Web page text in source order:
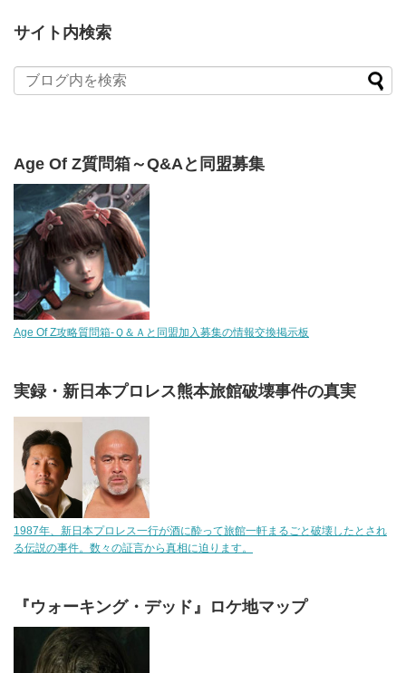
サイト内検索
Age Of Z質問箱～Q&Aと同盟募集
Age Of Z攻略質問箱-Ｑ＆Ａと同盟加入募集の情報交換掲示板
実録・新日本プロレス熊本旅館破壊事件の真実
1987年、新日本プロレス一行が酒に酔って旅館一軒まるごと破壊したとされ
る伝説の事件。数々の証言から真相に迫ります。
『ウォーキング・デッド』ロケ地マップ